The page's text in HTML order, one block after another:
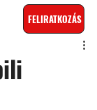
FELIRATKOZÁS